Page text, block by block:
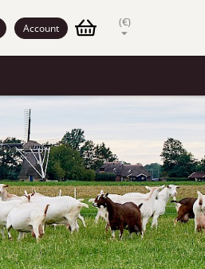
Account (€)